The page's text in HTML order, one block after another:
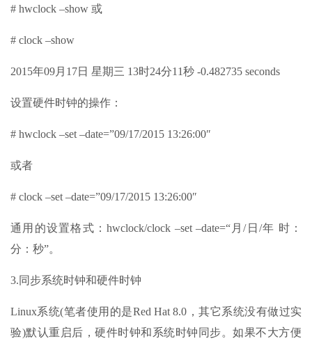
# hwclock –show 或
# clock –show
2015年09月17日 星期三 13时24分11秒 -0.482735 seconds
设置硬件时钟的操作：
# hwclock –set –date=”09/17/2015 13:26:00″
或者
# clock –set –date=”09/17/2015 13:26:00″
通用的设置格式：hwclock/clock –set –date=“月/日/年 时：
分：秒”。
3.同步系统时钟和硬件时钟
Linux系统(笔者使用的是Red Hat 8.0，其它系统没有做过实
验)默认重启后，硬件时钟和系统时钟同步。如果不大方便